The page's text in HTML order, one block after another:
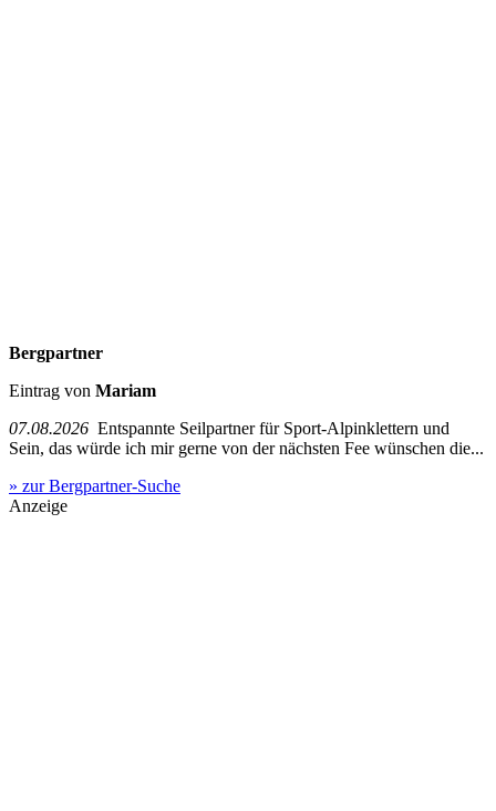
Bergpartner
Eintrag von Mariam
07.08.2026 Entspannte Seilpartner für Sport-Alpinklettern und
Sein, das würde ich mir gerne von der nächsten Fee wünschen die...
» zur Bergpartner-Suche
Anzeige